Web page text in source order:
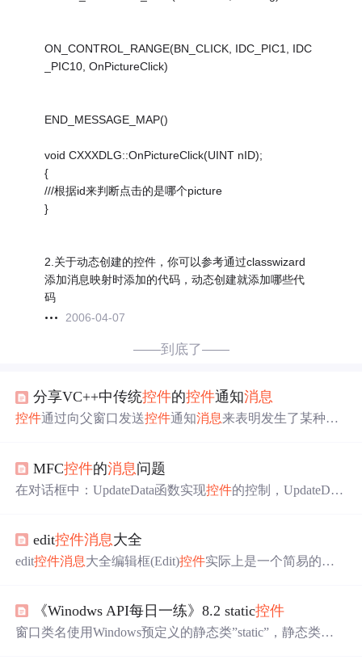
ON_CONTROL_RANGE(BN_CLICK, IDC_PIC1, IDC
_PIC10, OnPictureClick)
END_MESSAGE_MAP()
void CXXXDLG::OnPictureClick(UINT nID);
{
///根据id来判断点击的是哪个picture
}
2.关于动态创建的控件，你可以参考通过classwizard
添加消息映射时添加的代码，动态创建就添加哪些代
码
2006-04-07
——到底了——
分享VC++中传统控件的控件通知消息
控件通过向父窗口发送控件通知消息来表明发生了某种事
上是通过WM_COMMAND
外），在该 消息的wParam中含有通 知消息码（如BN_CLI
MFC控件的消息问题
在对话框中：UpdateData函数实现控件的控制，UpdateData
一，控件1，在窗口上拖动，然后修改属性，建立
件处理；（2）采用Create（）函数创建。2，DDX---数据
edit控件消息大全
edit控件消息大全编辑框(Edit)控件实际上是一个简易的文
用CreateWindowEx创建编辑框控件时，可根据控件
在下表中选择部份常数来设定其风格属性(style)。 常数 说
《Winodws API每日一练》8.2 static控件
窗口类名使用Windows预定义的静态类”static”，静态类子